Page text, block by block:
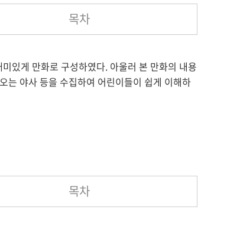
목차
있게 만화로 구성하였다. 아울러 본 만화의 내용
야사 등을 수집하여 어린이들이 쉽게 이해하
목차